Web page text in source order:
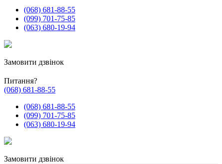
(068) 681-88-55
(099) 701-75-85
(063) 680-19-94
Замовити дзвінок
Питання?
(068) 681-88-55
(068) 681-88-55
(099) 701-75-85
(063) 680-19-94
Замовити дзвінок